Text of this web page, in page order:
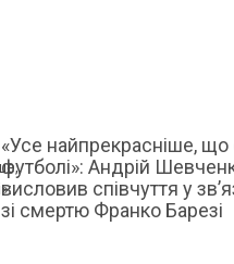
«Усе найпрекрасніше, що
футболі»: Андрій
висловив співчуття у
зі смертю Франко Барезі